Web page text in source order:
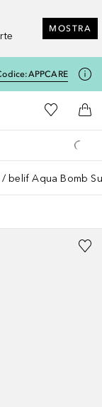
MOSTRA
APPCARE
HomeAlla Mia
Al
belif Aqua Bomb